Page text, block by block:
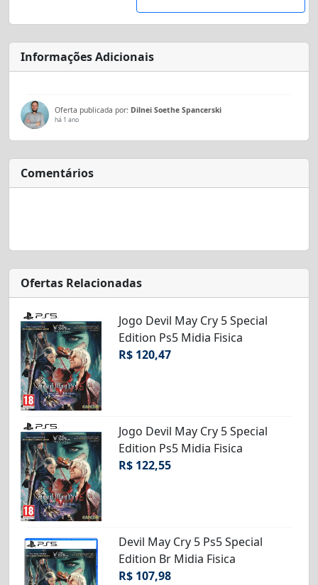
Informações Adicionais
Oferta publicada por: Dilnei Soethe Spancerski
há 1 ano
Comentários
Ofertas Relacionadas
Jogo Devil May Cry 5 Special
Edition Ps5 Midia Fisica
R$ 120,47
Jogo Devil May Cry 5 Special
Edition Ps5 Midia Fisica
R$ 122,55
Devil May Cry 5 Ps5 Special
Edition Br Midia Fisica
R$ 107,98